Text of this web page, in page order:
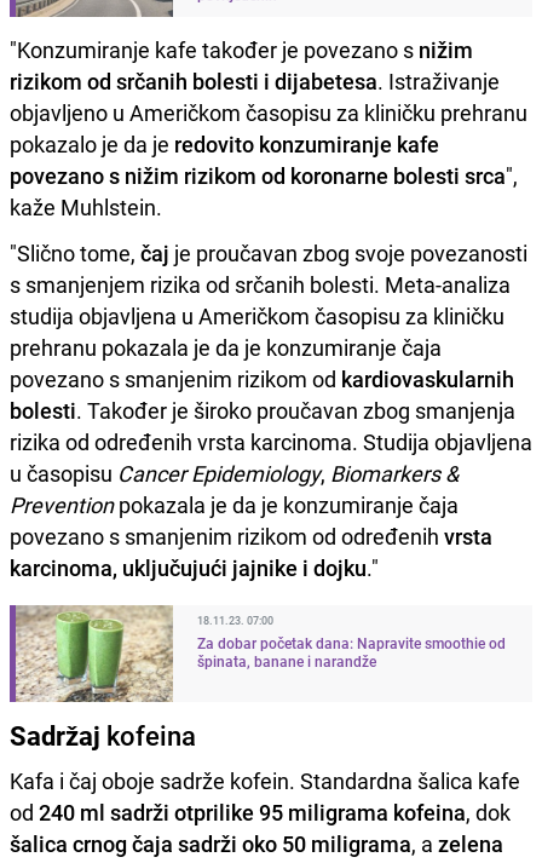
"Konzumiranje kafe također je povezano s nižim
rizikom od srčanih bolesti i dijabetesa. Istraživanje
objavljeno u Američkom časopisu za kliničku prehranu
pokazalo je da je redovito konzumiranje kafe
povezano s nižim rizikom od koronarne bolesti srca",
kaže Muhlstein.
"Slično tome, čaj je proučavan zbog svoje povezanosti
s smanjenjem rizika od srčanih bolesti. Meta-analiza
studija objavljena u Američkom časopisu za kliničku
prehranu pokazala je da je konzumiranje čaja
povezano s smanjenim rizikom od kardiovaskularnih
bolesti. Također je široko proučavan zbog smanjenja
rizika od određenih vrsta karcinoma. Studija objavljena
u časopisu Cancer Epidemiology, Biomarkers &
Preventionpokazala je da je konzumiranje čaja
povezano s smanjenim rizikom od određenih vrsta
karcinoma, uključujući jajnike i dojku."
18.11.23. 07:00
Za dobar početak dana: Napravite smoothie od
špinata, banane i narandže
Sadržaj kofeina
Kafa i čaj oboje sadrže kofein. Standardna šalica kafe
od 240 ml sadrži otprilike 95 miligrama kofeina, dok
šalica crnog čaja sadrži oko 50 miligrama, a zelena